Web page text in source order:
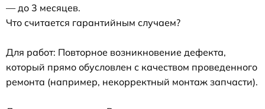
— до 3 месяцев.
Что считается гарантийным случаем?
Для работ: Повторное возникновение дефекта,
который прямо обусловлен с качеством проведенного
ремонта (например, некорректный монтаж запчасти).